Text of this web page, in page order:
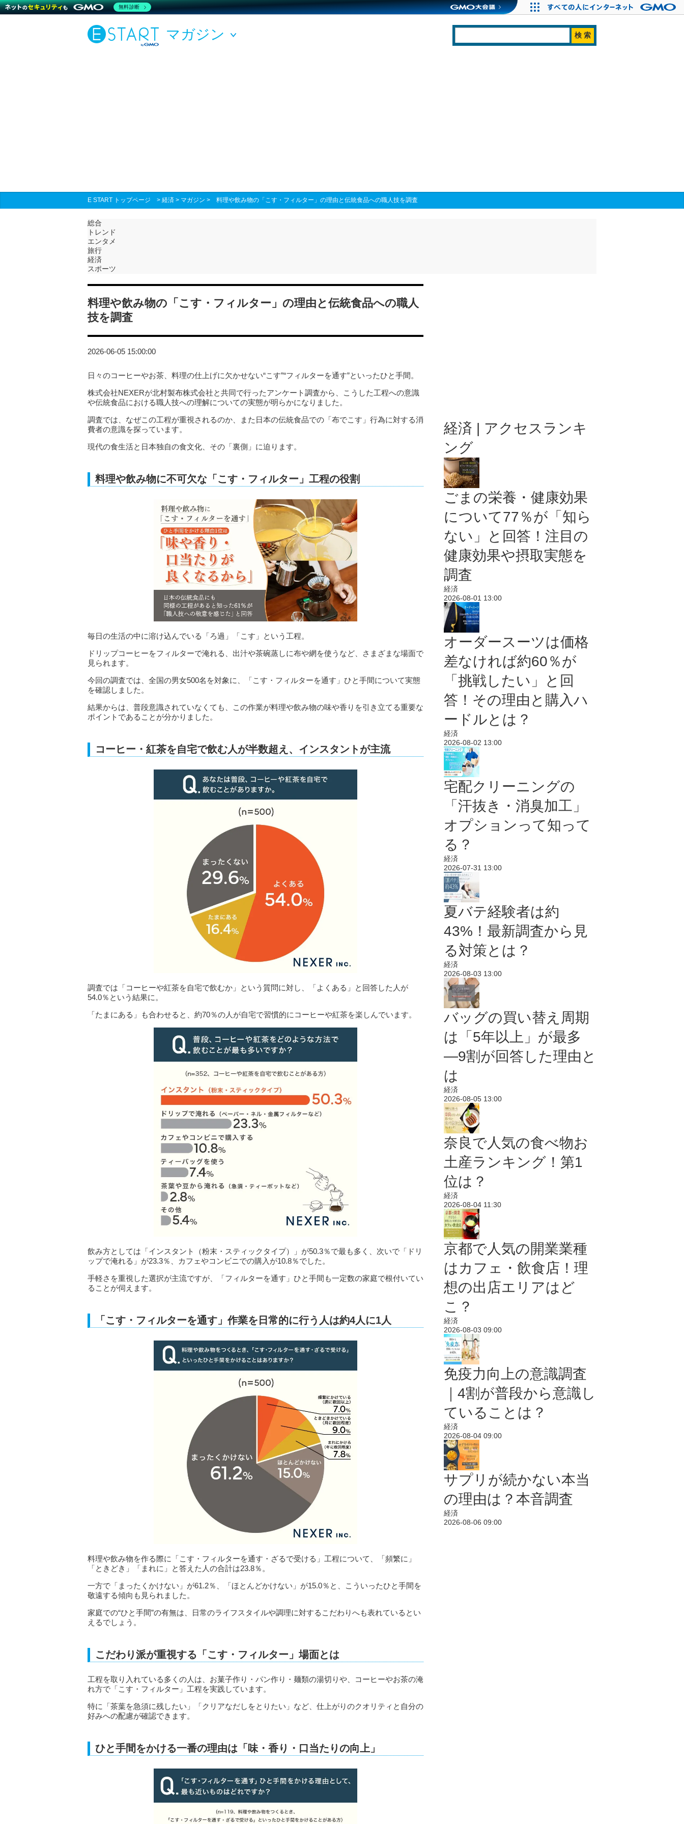
マガジン
E START トップページ > 経済 > マガジン > 料理や飲み物の「こす・フィルター」の理由と伝統食品への職人技を調査
総合
トレンド
エンタメ
旅行
経済
スポーツ
料理や飲み物の「こす・フィルター」の理由と伝統食品への職人
技を調査
2026-06-05 15:00:00
日々のコーヒーやお茶、料理の仕上げに欠かせない“こす”“フィルターを通す”といったひと手間。
株式会社NEXERが北村製布株式会社と共同で行ったアンケート調査から、こうした工程への意識
や伝統食品における職人技への理解についての実態が明らかになりました。
調査では、なぜこの工程が重視されるのか、また日本の伝統食品での「布でこす」行為に対する消
費者の意識を探っています。
現代の食生活と日本独自の食文化、その「裏側」に迫ります。
料理や飲み物に不可欠な「こす・フィルター」工程の役割
毎日の生活の中に溶け込んでいる「ろ過」「こす」という工程。
ドリップコーヒーをフィルターで淹れる、出汁や茶碗蒸しに布や網を使うなど、さまざまな場面で
見られます。
今回の調査では、全国の男女500名を対象に、「こす・フィルターを通す」ひと手間について実態
を確認しました。
結果からは、普段意識されていなくても、この作業が料理や飲み物の味や香りを引き立てる重要な
ポイントであることが分かりました。
コーヒー・紅茶を自宅で飲む人が半数超え、インスタントが主流
調査では「コーヒーや紅茶を自宅で飲むか」という質問に対し、「よくある」と回答した人が
54.0％という結果に。
「たまにある」も合わせると、約70％の人が自宅で習慣的にコーヒーや紅茶を楽しんでいます。
飲み方としては「インスタント（粉末・スティックタイプ）」が50.3％で最も多く、次いで「ドリ
ップで淹れる」が23.3％、カフェやコンビニでの購入が10.8％でした。
手軽さを重視した選択が主流ですが、「フィルターを通す」ひと手間も一定数の家庭で根付いてい
ることが伺えます。
「こす・フィルターを通す」作業を日常的に行う人は約4人に1人
料理や飲み物を作る際に「こす・フィルターを通す・ざるで受ける」工程について、「頻繁に」
「ときどき」「まれに」と答えた人の合計は23.8％。
一方で「まったくかけない」が61.2％、「ほとんどかけない」が15.0％と、こういったひと手間を
敬遠する傾向も見られました。
家庭での“ひと手間”の有無は、日常のライフスタイルや調理に対するこだわりへも表れているとい
えるでしょう。
こだわり派が重視する「こす・フィルター」場面とは
工程を取り入れている多くの人は、お菓子作り・パン作り・麺類の湯切りや、コーヒーやお茶の淹
れ方で「こす・フィルター」工程を実践しています。
特に「茶葉を急須に残したい」「クリアなだしをとりたい」など、仕上がりのクオリティと自分の
好みへの配慮が確認できます。
ひと手間をかける一番の理由は「味・香り・口当たりの向上」
経済 | アクセスランキ
ング
ごまの栄養・健康効果
について77％が「知ら
ない」と回答！注目の
健康効果や摂取実態を
調査
経済
2026-08-01 13:00
オーダースーツは価格
差なければ約60％が
「挑戦したい」と回
答！その理由と購入ハ
ードルとは？
経済
2026-08-02 13:00
宅配クリーニングの
「汗抜き・消臭加工」
オプションって知って
る？
経済
2026-07-31 13:00
夏バテ経験者は約
43%！最新調査から見
る対策とは？
経済
2026-08-03 13:00
バッグの買い替え周期
は「5年以上」が最多
―9割が回答した理由と
は
経済
2026-08-05 13:00
奈良で人気の食べ物お
土産ランキング！第1
位は？
経済
2026-08-04 11:30
京都で人気の開業業種
はカフェ・飲食店！理
想の出店エリアはど
こ？
経済
2026-08-03 09:00
免疫力向上の意識調査
｜4割が普段から意識し
ていることは？
経済
2026-08-04 09:00
サプリが続かない本当
の理由は？本音調査
経済
2026-08-06 09:00
無料診断